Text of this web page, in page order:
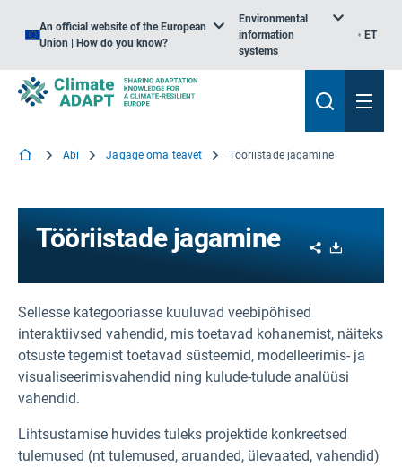
An official website of the European
Union | How do you know?
Environmental
information
systems
ET
Abi Jagage oma teavet Tööriistade jagamine
Tööriistade jagamine Share
Sellesse kategooriasse kuuluvad veebipõhised
interaktiivsed vahendid, mis toetavad kohanemist, näiteks
otsuste tegemist toetavad süsteemid, modelleerimis- ja
visualiseerimisvahendid ning kulude-tulude analüüsi
vahendid.
Lihtsustamise huvides tuleks projektide konkreetsed
tulemused (nt tulemused, aruanded, ülevaated, vahendid)